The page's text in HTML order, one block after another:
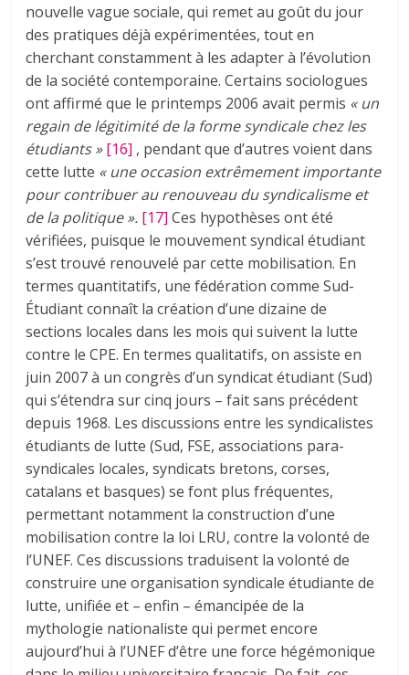
nouvelle vague sociale, qui remet au goût du jour
des pratiques déjà expérimentées, tout en
cherchant constamment à les adapter à l’évolution
de la société contemporaine. Certains sociologues
ont affirmé que le printemps 2006 avait permis « un
regain de légitimité de la forme syndicale chez les
étudiants» [16] , pendant que d’autres voient dans
cette lutte « une occasion extrêmement importante
pour contribuer au renouveau du syndicalisme et
de la politique». [17] Ces hypothèses ont été
vérifiées, puisque le mouvement syndical étudiant
s’est trouvé renouvelé par cette mobilisation. En
termes quantitatifs, une fédération comme Sud-
Étudiant connaît la création d’une dizaine de
sections locales dans les mois qui suivent la lutte
contre le CPE. En termes qualitatifs, on assiste en
juin 2007 à un congrès d’un syndicat étudiant (Sud)
qui s’étendra sur cinq jours – fait sans précédent
depuis 1968. Les discussions entre les syndicalistes
étudiants de lutte (Sud, FSE, associations para-
syndicales locales, syndicats bretons, corses,
catalans et basques) se font plus fréquentes,
permettant notamment la construction d’une
mobilisation contre la loi LRU, contre la volonté de
l’UNEF. Ces discussions traduisent la volonté de
construire une organisation syndicale étudiante de
lutte, unifiée et – enfin – émancipée de la
mythologie nationaliste qui permet encore
aujourd’hui à l’UNEF d’être une force hégémonique